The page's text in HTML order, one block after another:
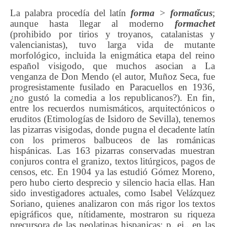
La palabra procedía del latínforma > formatĭcus;
aunque hasta llegar al moderno
formachet
(prohibido por tirios y troyanos, catalanistas y
valencianistas), tuvo larga vida de mutante
morfológico, incluida la enigmática etapa del reino
español visigodo, que muchos asocian a La
venganza de Don Mendo (el autor, Muñoz Seca, fue
progresistamente fusilado en Paracuellos en 1936,
¿no gustó la comedia a los republicanos?). En fin,
entre los recuerdos numismáticos, arquitectónicos o
eruditos (Etimologías de Isidoro de Sevilla), tenemos
las pizarras visigodas, donde pugna el decadente latín
con los primeros balbuceos de las románicas
hispánicas. Las 163 pizarras conservadas muestran
conjuros contra el granizo, textos litúrgicos, pagos de
censos, etc. En 1904 ya las estudió Gómez Moreno,
pero hubo cierto desprecio y silencio hacia ellas. Han
sido investigadores actuales, como Isabel Velázquez
Soriano, quienes analizaron con más rigor los textos
epigráficos que, nítidamente, mostraron su riqueza
precursora de las neolatinas hispanicas; p. ej., en las